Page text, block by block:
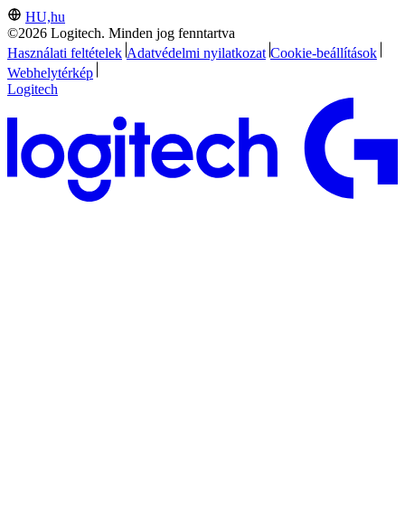
HU,hu
©2026 Logitech. Minden jog fenntartva
Használati feltételek Adatvédelmi nyilatkozat Cookie-beállítások
Webhelytérkép
Logitech